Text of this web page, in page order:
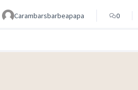
Carambarsbarbeapapa 0